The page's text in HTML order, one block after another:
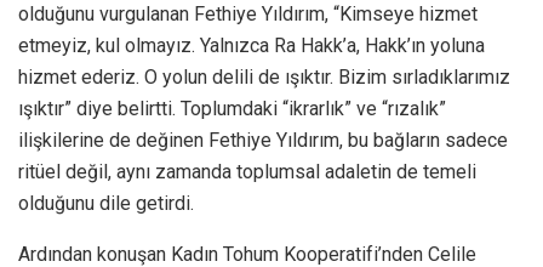
olduğunu vurgulanan Fethiye Yıldırım, “Kimseye hizmet
etmeyiz, kul olmayız. Yalnızca Ra Hakk’a, Hakk’ın yoluna
hizmet ederiz. O yolun delili de ışıktır. Bizim sırladıklarımız
ışıktır” diye belirtti. Toplumdaki “ikrarlık” ve “rızalık”
ilişkilerine de değinen Fethiye Yıldırım, bu bağların sadece
ritüel değil, aynı zamanda toplumsal adaletin de temeli
olduğunu dile getirdi.
Ardından konuşan Kadın Tohum Kooperatifi’nden Celile